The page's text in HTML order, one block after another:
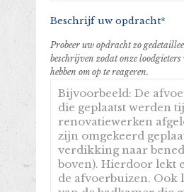
Beschrijf uw opdracht*
Probeer uw opdracht zo
beschrijven zodat onze
hebben om op te reageren.